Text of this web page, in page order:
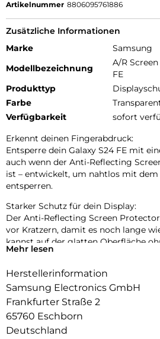
Artikelnummer 8806095761886
Zusätzliche Informationen
Marke
Samsung
Modellbezeichnung
A/R
FE
Produkttyp
Farbe
Verfügbarkeit
sofort
Erkennt deinen Fingerabdruck:
Entsperre dein Galaxy S24 FE mit
auch wenn der Anti-Reflecting
ist – entwickelt, um nahtlos mit dem
entsperren.
Starker Schutz für dein Display:
Der Anti-Reflecting Screen
vor Kratzern, damit es noch lange
kannst auf der glatten Oberfläche
navigieren, während die
Mehr lesen
Herstellerinformation
Samsung Electronics GmbH
Frankfurter Straße 2
65760 Eschborn
Deutschland